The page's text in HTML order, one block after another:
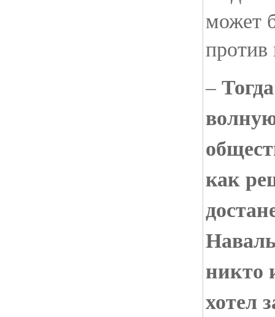
может
против
–
как
никто
хотел